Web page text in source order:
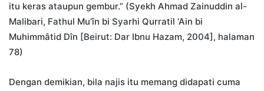
itu keras ataupun gembur.” (Syekh Ahmad Zainuddin al-
Malibari, Fathul Mu’în bi Syarhi Qurratil ‘Ain bi
Muhimmâtid Dîn [Beirut: Dar Ibnu Hazam, 2004], halaman
78)
Dengan demikian, bila najis itu memang didapati cuma